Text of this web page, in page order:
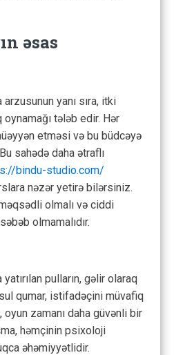
əsas
yanı sıra, itki
tələb edir. Hər
etməsi və bu büdcəyə
sahədə daha ətraflı
bindu-studio.com/
nəzər yetirə bilərsiniz.
olmalı və ciddi
olmamalıdır.
pulların, gəlir olaraq
qumar, istifadəçini müvafiq
zamanı daha güvənli bir
həmçinin psixoloji
əhəmiyyətlidir.